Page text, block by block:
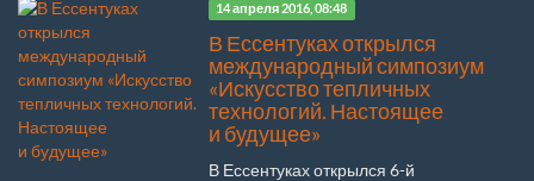
14 апреля 2016, 08:48
В Ессентуках открылся
международный симпозиум
«Искусство тепличных
технологий. Настоящее
и будущее»
В Ессентуках открылся 6-й